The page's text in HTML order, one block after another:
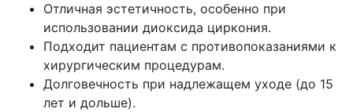
Отличная эстетичность, особенно при
использовании диоксида циркония.
Подходит пациентам с противопоказаниями к
хирургическим процедурам.
Долговечность при надлежащем уходе (до 15
лет и дольше).